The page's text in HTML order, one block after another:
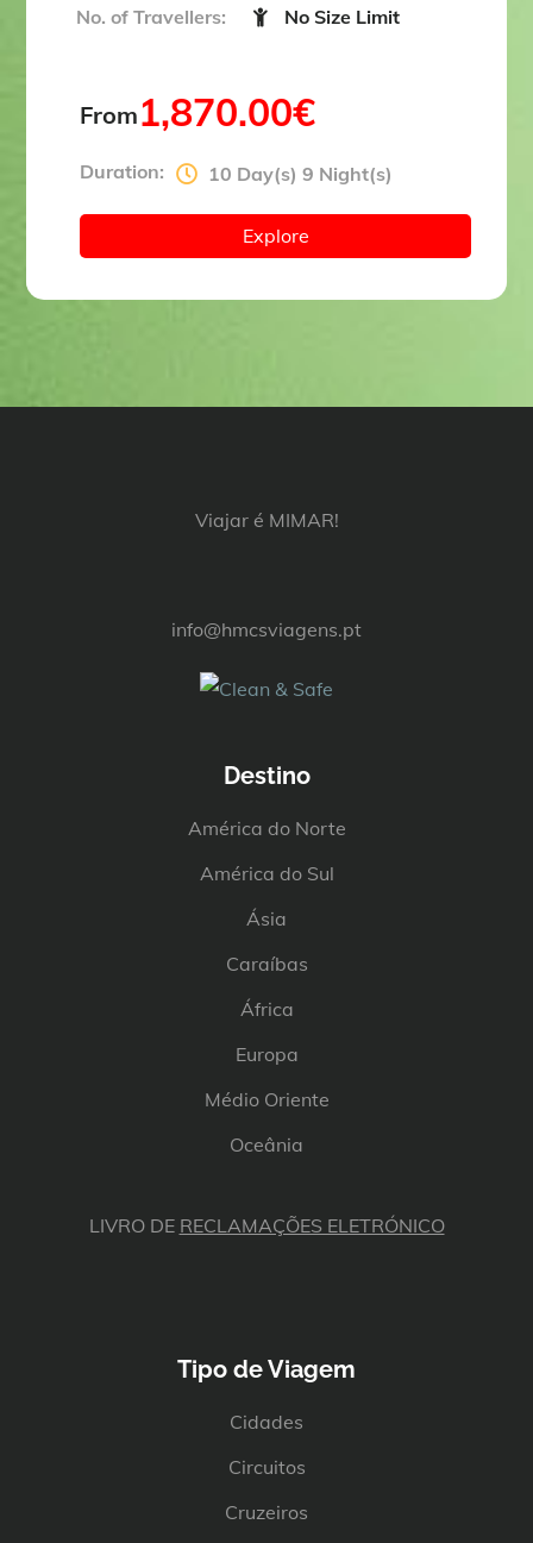
No. of Travellers: No Size Limit
From1,870.00€
Duration: 10 Day(s) 9 Night(s)
Explore
Viajar é MIMAR!
info@hmcsviagens.pt
Destino
América do Norte
América do Sul
Ásia
Caraíbas
África
Europa
Médio Oriente
Oceânia
LIVRO DE RECLAMAÇÕES ELETRÓNICO
Tipo de Viagem
Cidades
Circuitos
Cruzeiros